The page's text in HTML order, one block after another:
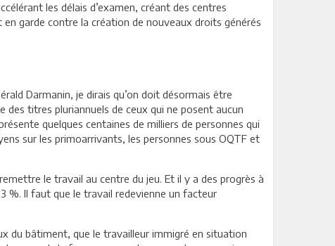
les délais d’examen, créant des centres
garde contre la création de nouveaux droits générés
Darmanin, je dirais qu’on doit désormais être
titres pluriannuels de ceux qui ne posent aucun
quelques centaines de milliers de personnes qui
sur les primo­arrivants, les personnes sous OQTF et
le travail au centre du jeu. Et il y a des progrès à
%. Il faut que le travail redevienne un facteur
du bâtiment, que le travailleur immigré en situation